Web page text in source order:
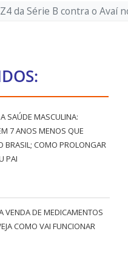
da Série B contra o Avaí
A SAÚDE MASCULINA:
7 ANOS MENOS QUE
BRASIL; COMO PROLONGAR
PAI
VENDA DE MEDICAMENTOS
COMO VAI FUNCIONAR